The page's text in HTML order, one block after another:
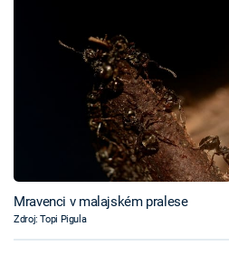
Mravenci v malajském pralese
Zdroj: Topi Pigula